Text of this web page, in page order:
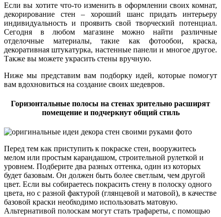
Если вы хотите что-то изменить в оформлении своих комнат,
декорирование стен – хороший шанс придать интерьеру
индивидуальность и проявить свой творческий потенциал.
Сегодня в любом магазине можно найти различные
отделочные материалы, такие как фотообои, краска,
декоративная штукатурка, настенные панели и многое другое.
Также вы можете украсить стены вручную.
Ниже мы представим вам подборку идей, которые помогут
вам вдохновиться на создание своих шедевров.
Горизонтальные полосы на стенах зрительно расширят
помещение и подчеркнут общий стиль
Перед тем как приступить к покраске стен, вооружитесь
мелом или простым карандашом, строительной рулеткой и
уровнем. Подберите два разных оттенка, один из которых
будет базовым. Он должен быть более светлым, чем другой
цвет. Если вы собираетесь покрасить стену в полоску одного
цвета, но с разной фактурой (глянцевой и матовой), в качестве
базовой краски необходимо использовать матовую.
Альтернативой полоскам могут стать трафареты, с помощью